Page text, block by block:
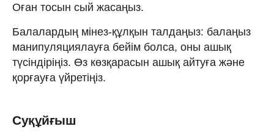
Оған тосын сый жасаңыз.
Балалардың мінез-құлқын талдаңыз: балаңыз
манипуляциялауға бейім болса, оны ашық
түсіндіріңіз. Өз көзқарасын ашық айтуға және
қорғауға үйретіңіз.
Суқұйғыш